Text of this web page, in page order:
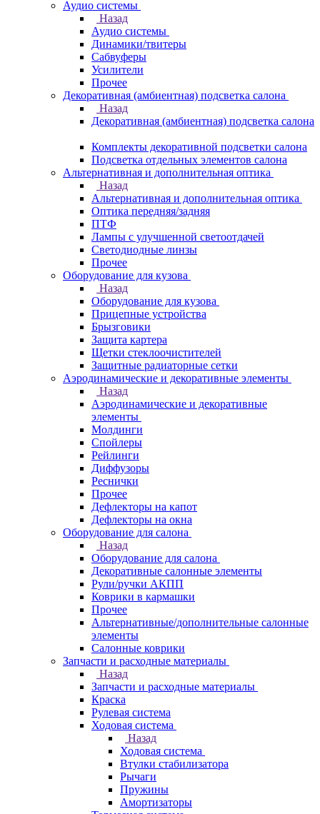
Аудио системы
Назад
Аудио системы
Динамики/твитеры
Сабвуферы
Усилители
Прочее
Декоративная (амбиентная) подсветка салона
Назад
Декоративная (амбиентная) подсветка салона
Комплекты декоративной подсветки салона
Подсветка отдельных элементов салона
Альтернативная и дополнительная оптика
Назад
Альтернативная и дополнительная оптика
Оптика передняя/задняя
ПТФ
Лампы с улучшенной светоотдачей
Светодиодные линзы
Прочее
Оборудование для кузова
Назад
Оборудование для кузова
Прицепные устройства
Брызговики
Защита картера
Щетки стеклоочистителей
Защитные радиаторные сетки
Аэродинамические и декоративные элементы
Назад
Аэродинамические и декоративные
элементы
Молдинги
Спойлеры
Рейлинги
Диффузоры
Реснички
Прочее
Дефлекторы на капот
Дефлекторы на окна
Оборудование для салона
Назад
Оборудование для салона
Декоративные салонные элементы
Рули/ручки АКПП
Коврики в кармашки
Прочее
Альтернативные/дополнительные салонные
элементы
Салонные коврики
Запчасти и расходные материалы
Назад
Запчасти и расходные материалы
Краска
Рулевая система
Ходовая система
Назад
Ходовая система
Втулки стабилизатора
Рычаги
Пружины
Амортизаторы